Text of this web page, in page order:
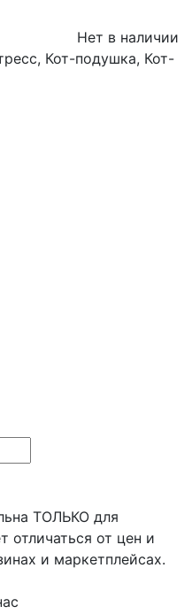
Нет в наличии
Кот-подушка, Кот-
ТОЛЬКО для
отличаться от цен и
и маркетплейсах.